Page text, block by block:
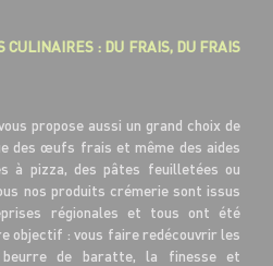
: DU FRAIS, DU FRAIS
propose aussi un grand choix de
des œufs frais et même des aides
à pizza, des pâtes feuilletées ou
nos produits crémerie sont issus
régionales et tous ont été
objectif : vous faire redécouvrir les
beurre de baratte, la finesse et